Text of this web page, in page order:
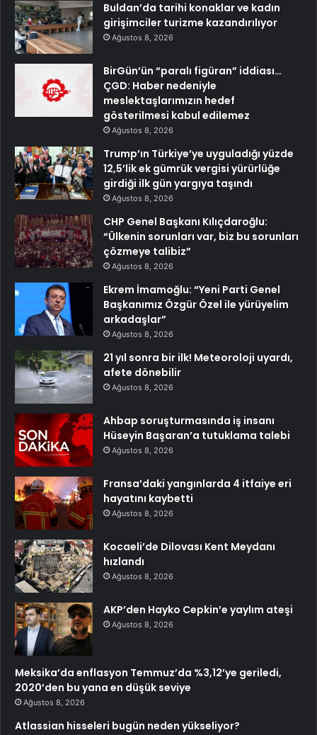
Buldan’da tarihi konaklar ve kadın
girişimciler turizme kazandırılıyor
Ağustos 8, 2026
BirGün’ün “paralı figüran” iddiası…
ÇGD: Haber nedeniyle
meslektaşlarımızın hedef
gösterilmesi kabul edilemez
Ağustos 8, 2026
Trump’ın Türkiye’ye uyguladığı yüzde
12,5’lik ek gümrük vergisi yürürlüğe
girdiği ilk gün yargıya taşındı
Ağustos 8, 2026
CHP Genel Başkanı Kılıçdaroğlu:
“Ülkenin sorunları var, biz bu sorunları
çözmeye talibiz”
Ağustos 8, 2026
Ekrem İmamoğlu: “Yeni Parti Genel
Başkanımız Özgür Özel ile yürüyelim
arkadaşlar”
Ağustos 8, 2026
21 yıl sonra bir ilk! Meteoroloji uyardı,
afete dönebilir
Ağustos 8, 2026
Ahbap soruşturmasında iş insanı
Hüseyin Başaran’a tutuklama talebi
Ağustos 8, 2026
Fransa’daki yangınlarda 4 itfaiye eri
hayatını kaybetti
Ağustos 8, 2026
Kocaeli’de Dilovası Kent Meydanı
hızlandı
Ağustos 8, 2026
AKP’den Hayko Cepkin’e yaylım ateşi
Ağustos 8, 2026
Meksika’da enflasyon Temmuz’da %3,12’ye geriledi,
2020’den bu yana en düşük seviye
Ağustos 8, 2026
Atlassian hisseleri bugün neden yükseliyor?